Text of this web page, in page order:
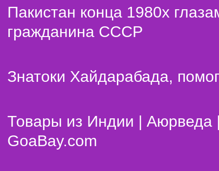
Пакистан конца 1980х
гражданина СССР
Знатоки Хайдарабада,
Товары из Индии | Аюрведа
GoaBay.com